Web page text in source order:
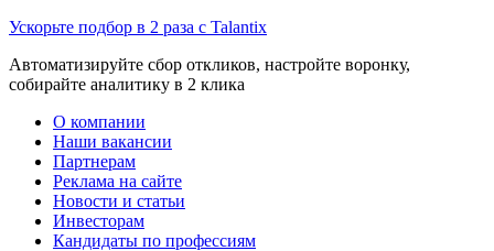
Ускорьте подбор в 2 раза с Talantix
Автоматизируйте сбор откликов, настройте воронку,
собирайте аналитику в 2 клика
О компании
Наши вакансии
Партнерам
Реклама на сайте
Новости и статьи
Инвесторам
Кандидаты по профессиям